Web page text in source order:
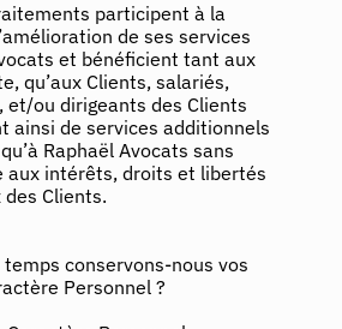
participent à la
de ses services
et bénéficient tant aux
qu’aux Clients, salariés,
et/ou dirigeants des Clients
ainsi de services additionnels
Raphaël Avocats sans
intérêts, droits et libertés
Clients.
temps conservons-nous vos
Personnel ?